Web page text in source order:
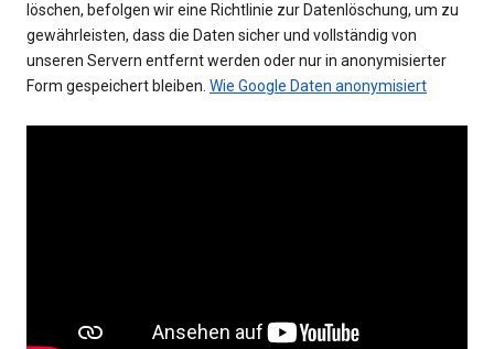
löschen, befolgen wir eine Richtlinie zur Datenlöschung, um zu
gewährleisten, dass die Daten sicher und vollständig von
unseren Servern entfernt werden oder nur in anonymisierter
Form gespeichert bleiben. Wie Google Daten anonymisiert